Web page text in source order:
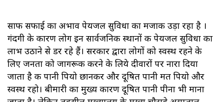
साफ सफाई का अभाव पेयजल सुविधा का मजाक उड़ा रहा है ।
गंदगी के कारण लोग इन सार्वजनिक स्थानों की पेयजल सुविधा का
लाभ उठाने से डर रहे हैं। सरकार द्वारा लोगों को स्वस्थ रहने के
लिए जनता को जागरूक करने के लिये दीवारों पर नारा दिया
जाता है की पानी पियो छानकर और दूषित पानी मत पियो और
स्वस्थ रहो। बीमारी का मुख्य कारण दूषित पानी पीना भी माना